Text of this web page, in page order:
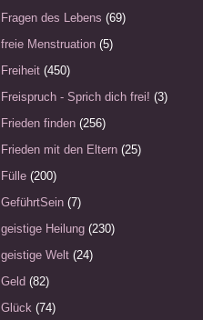
Fragen des Lebens (69)
freie Menstruation (5)
Freiheit (450)
Freispruch - Sprich dich frei! (3)
Frieden finden (256)
Frieden mit den Eltern (25)
Fülle (200)
GeführtSein (7)
geistige Heilung (230)
geistige Welt (24)
Geld (82)
Glück (74)